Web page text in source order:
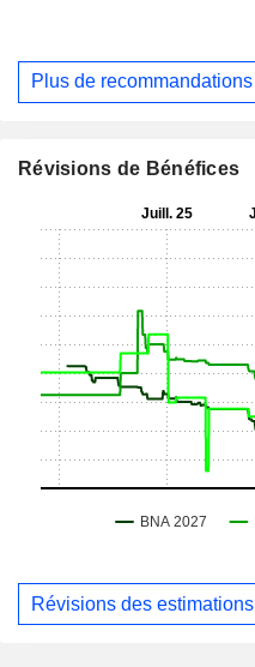
Plus de recommandations
Révisions de Bénéfices
Révisions des estimations